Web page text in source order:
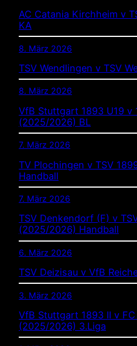
AC Catania Kirchheim v
KA
8. März 2026
TSV Wendlingen v TSV
8. März 2026
VfB Stuttgart 1893 U19 v
(2025/2026) BL
7. März 2026
TV Plochingen v TSV
Handball
7. März 2026
TSV Denkendorf (F) v
(2025/2026) Handball
6. März 2026
TSV Deizisau v VfB
3. März 2026
VfB Stuttgart 1893 II v
(2025/2026) 3.Liga